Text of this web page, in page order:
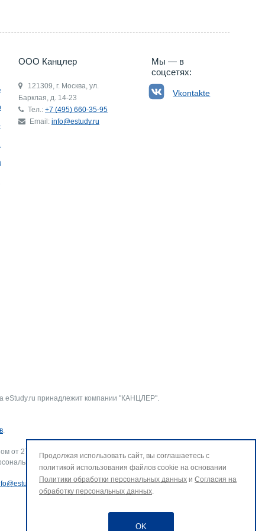
ООО Канцлер
121309, г. Москва, ул.
Барклая, д. 14-23
Тел.: +7 (495) 660-35-95
Email: info@estudy.ru
Мы — в
соцсетях:
Vkontakte
eStudy.ru принадлежит компании "КАНЦЛЕР".
.
от 27.07.2006 г. № 152-ФЗ «О персональных данных».
данных и использование файлов cookie. В случае
.
Продолжая использовать сайт, вы соглашаетесь с
политикой использования файлов cookie на основании
Политики обработки персональных данных и Согласия на
обработку персональных данных.
OK